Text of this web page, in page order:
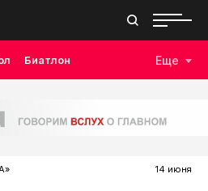
Биатлон Еще
14 июня